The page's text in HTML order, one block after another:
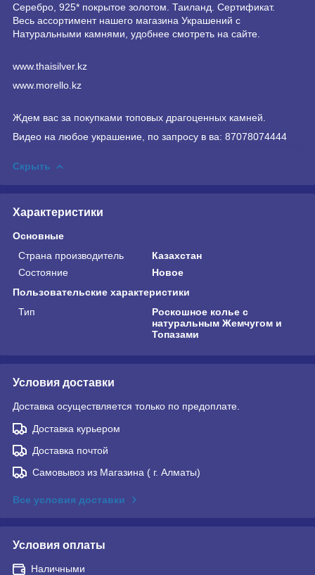
Серебро, 925* покрытое золотом. Таиланд. Сертификат.
Весь ассортимент нашего магазина Украшений с
Натуральными камнями, удобнее смотреть на сайте.
www.thaisilver.kz
www.morello.kz
Ждем вас за покупками топовых драгоценных камней.
Видео на любое украшение, по запросу в ва: 87078074444
Скрыть
Характеристики
Основные
Страна производитель
Казахстан
Состояние
Новое
Пользовательские характеристики
Тип
Роскошное колье с
натуральным Жемчугом и
Топазами
Условия доставки
Доставка осуществляется только по предоплате.
Доставка курьером
Доставка почтой
Самовывоз из Магазина ( г. Алматы)
Все условия доставки
Условия оплаты
Наличными